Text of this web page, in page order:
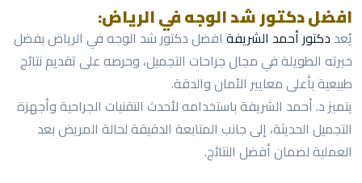
افضل دكتور شد الوجه في الرياض:
يُعد دكتور أحمد الشريفة افضل دكتور شد الوجه في الرياض بفضل
خبرته الطويلة في مجال جراحات التجميل، وحرصه على تقديم نتائج
طبيعية بأعلى معايير الأمان والدقة.
يتميز د. أحمد الشريفة باستخدامه لأحدث التقنيات الجراحية وأجهزة
التجميل الحديثة، إلى جانب المتابعة الدقيقة لحالة المريض بعد
العملية لضمان أفضل النتائج.